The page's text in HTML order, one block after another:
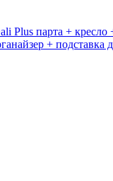
Plus парта + кресло
+ подставка